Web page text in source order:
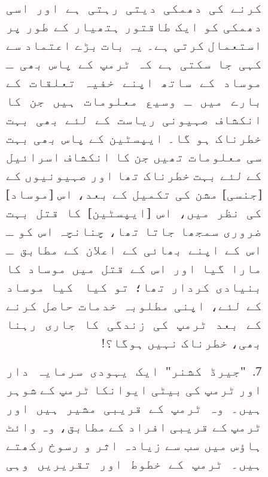
کرنے کی دھمکی دیتی رہتی ہے اور اسی
دھمکی کو ایک طاقتور ہتھیار کے طور پر
استعمال کرتی ہے۔ یہ بات بڑے اعتماد سے
کہی جا سکتی ہے کہ ٹرمپ کے پاس بھی ـ
موساد کے ساتھ اپنے خفیہ تعلقات کے
بارے میں ـ وسیع معلومات ہیں جن کا
انکشاف صہیونی ریاست کے لئے بھی بہت
خطرناک ہو گا۔ ایپسٹین کے پاس بھی بہت
سی معلومات تھیں جن کا انکشاف اسرائیل
کے لئے بہت خطرناک تھا اور صہیونیوں کے
[جنسی] مشن کی تکمیل کے بعد، اس [موساد]
کی نظر میں، اس [ایپسٹین] کا قتل بہت
ضروری سمجھا جاتا تھا، چنانچہ اس کو ـ
اس کے اپنے بھائی کے اعلان کے مطابق ـ
مارا گیا اور اس کے قتل میں موساد کا
بنیادی کردار تھا؛ تو کیا کیا موساد
کے لئے، اپنی مطلوبہ خدمات حاصل کرنے
کے بعد ٹرمپ کی زندگی کا جاری رہنا
بھی، خطرناک نہیں ہوگا؟!
7. "جیرڈ کشنر" ایک یہودی سرمایہ دار
اور ٹرمپ کی بیٹی ایوانکا ٹرمپ کے شوہر
ہیں۔ وہ ٹرمپ کے قریبی مشیر ہیں اور
ٹرمپ کے قریبی افراد کے مطابق، وہ وائٹ
ہاؤس میں سب سے زیادہ اثر و رسوخ رکھتے
ہیں۔ ٹرمپ کے خطوط اور تقریریں وہی